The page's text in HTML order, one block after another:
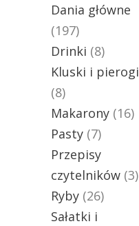
Dania główne
(197)
Drinki (8)
Kluski i pierogi
(8)
Makarony (16)
Pasty (7)
Przepisy
czytelników (3)
Ryby (26)
Sałatki i